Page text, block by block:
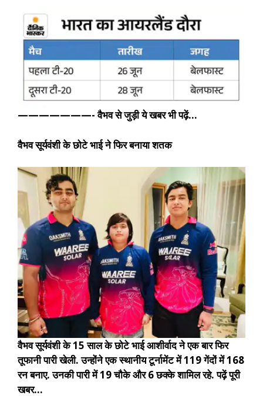
———————- वैभव से जुड़ी ये खबर भी पढ़ें…
वैभव सूर्यवंशी के छोटे भाई ने फिर बनाया शतक
वैभव सूर्यवंशी के 15 साल के छोटे भाई आशीर्वाद ने एक बार फिर
तूफानी पारी खेली. उन्होंने एक स्थानीय टूर्नामेंट में 119 गेंदों में 168
रन बनाए. उनकी पारी में 19 चौके और 6 छक्के शामिल रहे.पढ़ें पूरी
खबर…